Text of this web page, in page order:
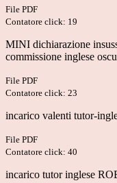
File PDF
Contatore click: 19
MINI dichiarazione
commissione inglese
File PDF
Contatore click: 23
incarico valenti tutor-
File PDF
Contatore click: 40
incarico tutor inglese